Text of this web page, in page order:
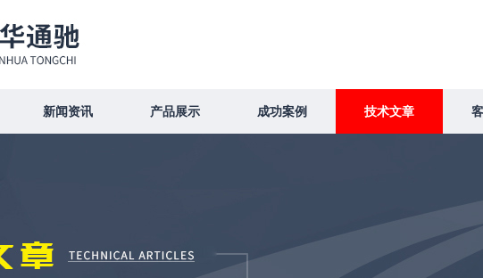
新闻资讯 产品展示 成功案例 技术文章